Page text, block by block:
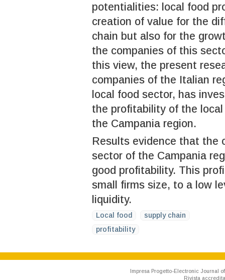
potentialities: local food
creation of value for the
chain but also for the
the companies of this
this view, the present
companies of the Italian
local food sector, has
the profitability of the
the Campania region.
Results evidence that the
sector of the Campania
good profitability. This
small firms size, to a low
liquidity.
Local food
supply chain
profitability
Impresa Progetto-Electronic Journal
Rivista